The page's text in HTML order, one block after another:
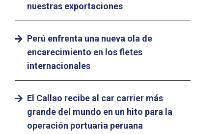
nuestras exportaciones
Perú enfrenta una nueva ola de
encarecimiento en los fletes
internacionales
El Callao recibe al car carrier más
grande del mundo en un hito para la
operación portuaria peruana